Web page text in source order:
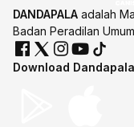
DANDAPALA adalah
Badan Peradilan Umum
Download Dandapala